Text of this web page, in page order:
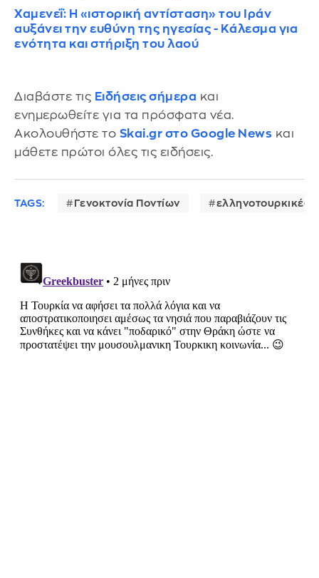
Χαμενεΐ: Η «ιστορική αντίσταση» του Ιράν
αυξάνει την ευθύνη της ηγεσίας - Κάλεσμα για
ενότητα και στήριξη του λαού
Διαβάστε τις Ειδήσεις σήμερα και
ενημερωθείτε για τα πρόσφατα νέα.
Ακολουθήστε το Skai.gr στο Google News και
μάθετε πρώτοι όλες τις ειδήσεις.
TAGS: Γενοκτονία Ποντίων ελληνοτουρκικές